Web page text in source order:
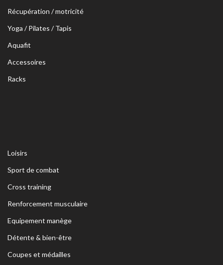
Récupération / motricité
Yoga / Pilates / Tapis
Aquafit
Accessoires
Racks
Loisirs
Sport de combat
Cross training
Renforcement musculaire
Equipement manège
Détente & bien-être
Coupes et médailles